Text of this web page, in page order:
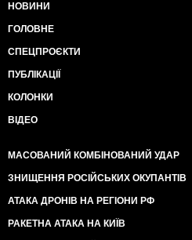
НОВИНИ
ГОЛОВНЕ
СПЕЦПРОЄКТИ
ПУБЛІКАЦІЇ
КОЛОНКИ
ВІДЕО
МАСОВАНИЙ КОМБІНОВАНИЙ УДАР
ЗНИЩЕННЯ РОСІЙСЬКИХ ОКУПАНТІВ
АТАКА ДРОНІВ НА РЕГІОНИ РФ
РАКЕТНА АТАКА НА КИЇВ